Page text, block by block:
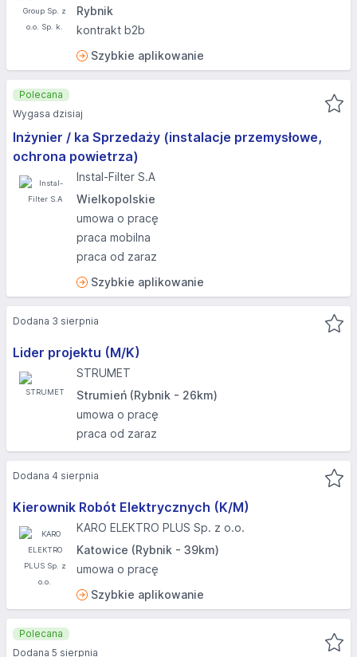
Rybnik
kontrakt b2b
Szybkie aplikowanie
Inżynier / ka Sprzedaży (instalacje przemysłowe,
ochrona powietrza)
Instal-Filter S.A
Wielkopolskie
umowa o pracę
praca mobilna
praca od zaraz
Szybkie aplikowanie
Polecana
Wygasa dzisiaj
Lider projektu (M/K)
STRUMET
Strumień (Rybnik - 26km)
umowa o pracę
praca od zaraz
Dodana 3 sierpnia
Kierownik Robót Elektrycznych (K/M)
KARO ELEKTRO PLUS Sp. z o.o.
Katowice (Rybnik - 39km)
umowa o pracę
Szybkie aplikowanie
Dodana 4 sierpnia
Polecana
Dodana 5 sierpnia